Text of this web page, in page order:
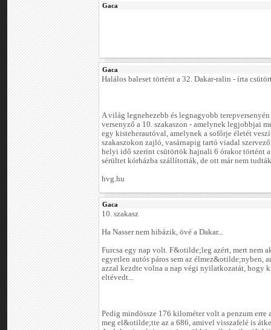
Gaca
Gaca
Halálos baleset történt a 32. Dakar-ralin - írta
A világ legnehezebb és legnagyobb
versenyző a 10. szakaszon - amelynek legjobbjai
egy kisteherautóval, amelynek a sofőrje életét
szakaszokon zajló, vasárnapig tartó viadal
helyi idő szerint csütörtök hajnali 6 órakor történt
sérültet kórházba szállították, de ott már nem
hvg.hu
Gaca
10. szakasz
Ha Nasser nem hibázik, övé a Dakar...
Furcsa egy nap volt. F&otilde;leg azért, mert nem
egyetlen autós páros sem az élmez&otilde;nyben,
azzal kezdte volna a nap végi nyilatkozatát, hogy
eltévedt...
Pedig mindössze 176 kilométer volt a penzum erre
meg el&otilde;tte az a 686, amivel visszafelé is